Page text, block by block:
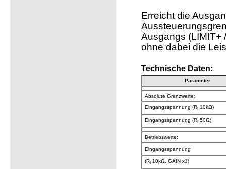
Erreicht die
Ausgangs (LIMIT+
ohne dabei die
Technische Daten:
Parameter
Absolute Grenzwerte:
Eingangsspannung (R 10kΩ)
Eingangsspannung (R 50Ω)
Betriebswerte:
Eingangsspannung
(R 10kΩ, GAIN x1)